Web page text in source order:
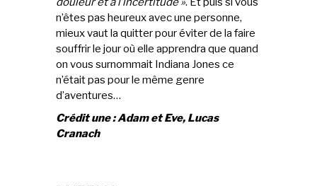
n’êtes pas heureux avec une personne,
mieux vaut la quitter pour éviter de la faire
souffrir le jour où elle apprendra que quand
on vous surnommait Indiana Jones ce
n’était pas pour le même genre
d’aventures…
Crédit une : Adam et Eve, Lucas
Cranach